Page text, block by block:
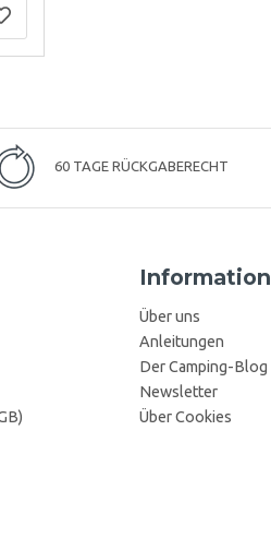
60 TAGE RÜCKGABERECHT
Information
Über uns
Anleitungen
Der Camping-Blog
Newsletter
Über Cookies